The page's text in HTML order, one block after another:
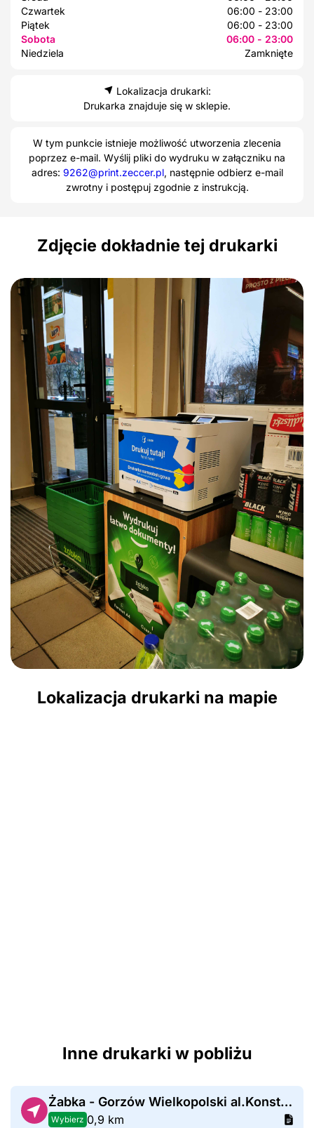
Czwartek
06:00 - 23:00
Piątek
06:00 - 23:00
Sobota
06:00 - 23:00
Niedziela
Zamknięte
Lokalizacja drukarki:
Drukarka znajduje się w sklepie.
W tym punkcie istnieje możliwość utworzenia zlecenia
poprzez e-mail. Wyślij pliki do wydruku w załączniku na
adres: 9262@print.zeccer.pl, następnie odbierz e-mail
zwrotny i postępuj zgodnie z instrukcją.
Zdjęcie dokładnie tej drukarki
Lokalizacja drukarki na mapie
Inne drukarki w pobliżu
Żabka - Gorzów Wielkopolski al.Konstytucji 3-go Maja 102
Wybierz 0,9 km